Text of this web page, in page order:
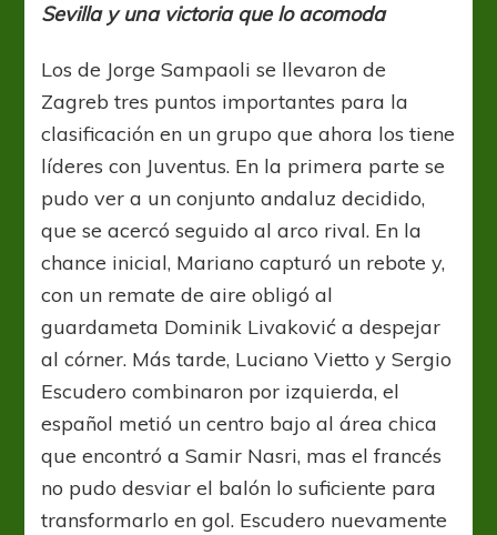
Sevilla y una victoria que lo acomoda
Los de Jorge Sampaoli se llevaron de
Zagreb tres puntos importantes para la
clasificación en un grupo que ahora los tiene
líderes con Juventus. En la primera parte se
pudo ver a un conjunto andaluz decidido,
que se acercó seguido al arco rival. En la
chance inicial, Mariano capturó un rebote y,
con un remate de aire obligó al
guardameta Dominik Livaković a despejar
al córner. Más tarde, Luciano Vietto y Sergio
Escudero combinaron por izquierda, el
español metió un centro bajo al área chica
que encontró a Samir Nasri, mas el francés
no pudo desviar el balón lo suficiente para
transformarlo en gol. Escudero nuevamente